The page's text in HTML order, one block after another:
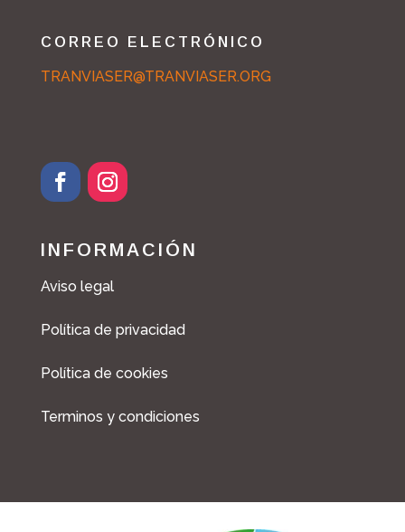
CORREO ELECTRÓNICO
TRANVIASER@TRANVIASER.ORG
INFORMACIÓN
Aviso legal
Política de privacidad
Política de cookies
Terminos y condiciones